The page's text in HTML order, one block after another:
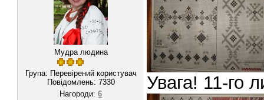
Мудра людина
Група: Перевірений користувач
Повідомлень: 7330
Нагороди:6
Увага! 11-го